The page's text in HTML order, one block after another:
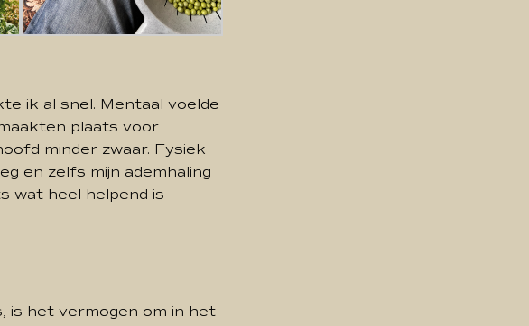
ik al snel. Mentaal voelde
plaats voor
minder zwaar. Fysiek
en zelfs mijn ademhaling
wat heel helpend is
is het vermogen om in het